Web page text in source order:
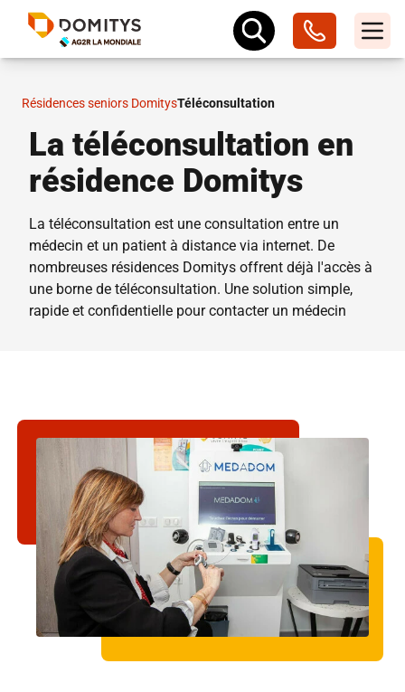
Résidences seniors DomitysTéléconsultation
La téléconsultation en
résidence Domitys
La téléconsultation est une consultation entre un
médecin et un patient à distance via internet. De
nombreuses résidences Domitys offrent déjà l'accès à
une borne de téléconsultation. Une solution simple,
rapide et confidentielle pour contacter un médecin